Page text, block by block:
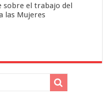
sobre el trabajo del
las Mujeres